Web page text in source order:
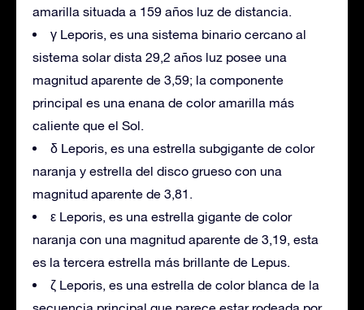
amarilla situada a 159 años luz de distancia.
γ Leporis, es una sistema binario cercano al
sistema solar dista 29,2 años luz posee una
magnitud aparente de 3,59; la componente
principal es una enana de color amarilla más
caliente que el Sol.
δ Leporis, es una estrella subgigante de color
naranja y estrella del disco grueso con una
magnitud aparente de 3,81.
ε Leporis, es una estrella gigante de color
naranja con una magnitud aparente de 3,19, esta
es la tercera estrella más brillante de Lepus.
ζ Leporis, es una estrella de color blanca de la